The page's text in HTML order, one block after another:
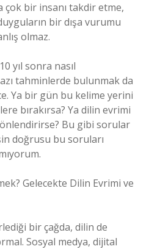
çok bir insanı takdir etme,
bir dışa vurumu
olmaz.
yıl sonra nasıl
tahminlerde bulunmak da
Ya bir gün bu kelime yerini
bırakırsa? Ya dilin evrimi
Bu gibi sorular
doğrusu bu soruları
Gelecekte Dilin Evrimi ve
bir çağda, dilin de
Sosyal medya, dijital